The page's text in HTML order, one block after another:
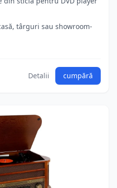
târguri sau showroom-
Detalii cumpără